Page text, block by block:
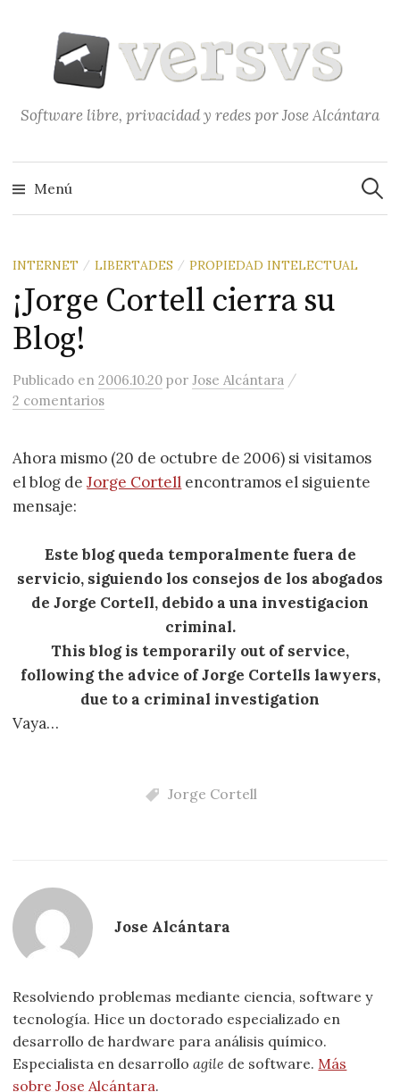
contenido
Software libre, privacidad y redes por Jose Alcántara
Menú
INTERNET / LIBERTADES / PROPIEDAD INTELECTUAL
¡Jorge Cortell cierra su
Blog!
Publicado en2006.10.20 porJose Alcántara /
2 comentarios
Ahora mismo (20 de octubre de 2006) si visitamos
el blog deJorge Cortell encontramos el siguiente
mensaje:
Este blog queda temporalmente fuera de
servicio, siguiendo los consejos de los abogados
de Jorge Cortell, debido a una investigacion
criminal.
This blog is temporarily out of service,
following the advice of Jorge Cortells lawyers,
due to a criminal investigation
Vaya…
Jorge Cortell
Jose Alcántara
Resolviendo problemas mediante ciencia, software y
tecnología. Hice un doctorado especializado en
desarrollo de hardware para análisis químico.
Especialista en desarrolloagile de software. Más
sobre Jose Alcántara.